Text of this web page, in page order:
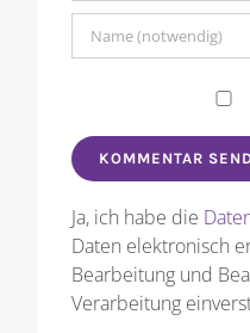
Ja, ich habe die
Daten elektronisch
Bearbeitung und
Verarbeitung